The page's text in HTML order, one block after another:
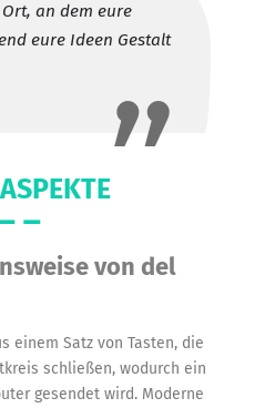
an dem eure
eure Ideen Gestalt
von del
einem Satz von Tasten, die
schließen, wodurch ein
gesendet wird. Moderne